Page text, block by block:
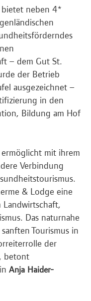
bietet neben 4*
– dem Gut St.
der Betrieb
ausgezeichnet –
in den
Bildung am Hof
mit ihrem
Verbindung
& Lodge eine
Landwirtschaft,
Das naturnahe
Tourismus in
der
betont
Anja Haider-